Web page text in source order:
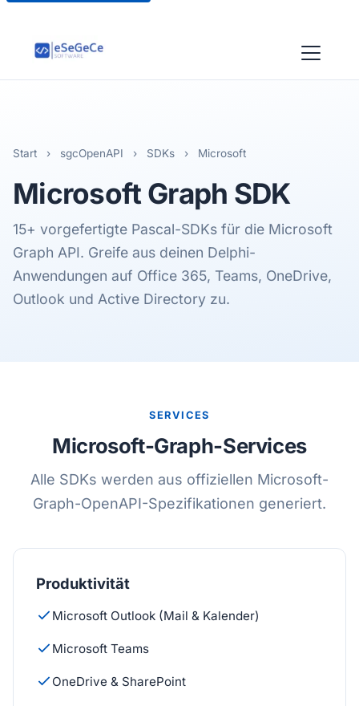
Start › sgcOpenAPI › SDKs › Microsoft
Microsoft Graph SDK
15+ vorgefertigte Pascal-SDKs für die Microsoft
Graph API. Greife aus deinen Delphi-
Anwendungen auf Office 365, Teams, OneDrive,
Outlook und Active Directory zu.
SERVICES
Microsoft-Graph-Services
Alle SDKs werden aus offiziellen Microsoft-
Graph-OpenAPI-Spezifikationen generiert.
Produktivität
Microsoft Outlook (Mail & Kalender)
Microsoft Teams
OneDrive & SharePoint